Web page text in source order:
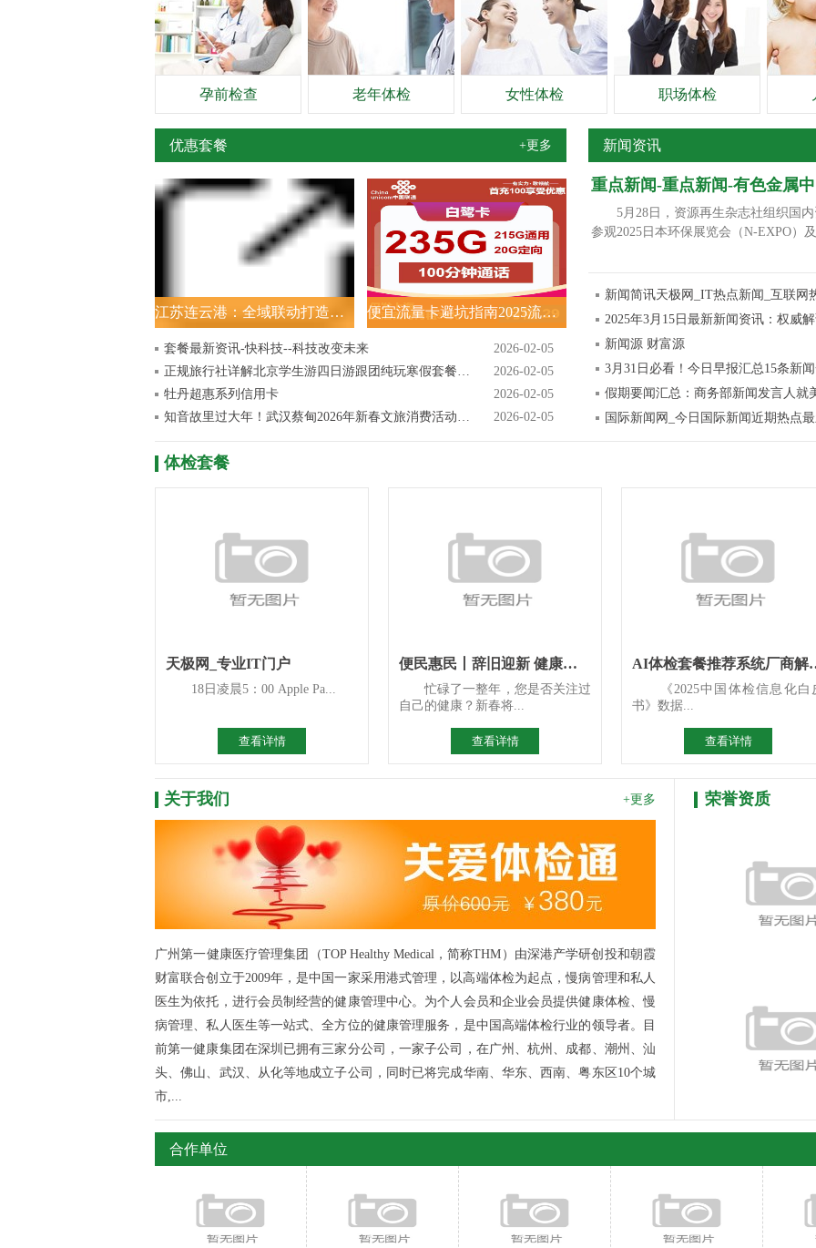
孕前检查 老年体检 女性体检 职场体检
优惠套餐 +更多
江苏连云港：全域联动打造新春消费盛宴 便宜流量卡避坑指南2025流量卡推荐榜单
套餐最新资讯-快科技--科技改变未来
2026-02-05
正规旅行社详解北京学生游四日游跟团纯玩寒假套餐报价及优惠攻略
2026-02-05
牡丹超惠系列信用卡
2026-02-05
知音故里过大年！武汉蔡甸2026年新春文旅消费活动开启
2026-02-05
新闻资讯
重点新闻-重点新闻-有色金属
5月28日，资源再生杂志社组织国内
参观2025日本环保展览会（N-EXPO
新闻简讯天极网_IT热点新闻_互联网
2025年3月15日最新新闻资讯：权威
新闻源 财富源
3月31日必看！今日早报汇总15条新
假期要闻汇总：商务部新闻发言人就
国际新闻网_今日国际新闻近期热点
体检套餐
天极网_专业IT门户
18日凌晨5：00 Apple Pa...
查看详情
便民惠民丨辞旧迎新 健康先行 区人民医院2026年新春惠民体
忙碌了一整年，您是否关注过
自己的健康？新春将...
查看详情
AI体检套餐推荐系
《2025中国体检信息化白
书》数据...
查看详情
关于我们 +更多
广州第一健康医疗管理集团（TOP Healthy Medical，简称THM）由深港产学研创投和朝霞
财富联合创立于2009年，是中国一家采用港式管理，以高端体检为起点，慢病管理和私人
医生为依托，进行会员制经营的健康管理中心。为个人会员和企业会员提供健康体检、慢
病管理、私人医生等一站式、全方位的健康管理服务，是中国高端体检行业的领导者。目
前第一健康集团在深圳已拥有三家分公司，一家子公司，在广州、杭州、成都、潮州、汕
头、佛山、武汉、从化等地成立子公司，同时已将完成华南、华东、西南、粤东区10个城
市,...
荣誉资质
合作单位